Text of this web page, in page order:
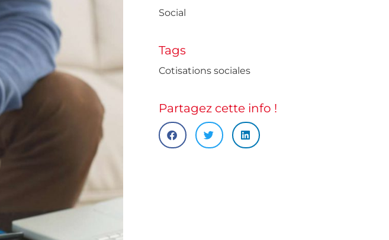
Social
Tags
Cotisations sociales
Partagez cette info !